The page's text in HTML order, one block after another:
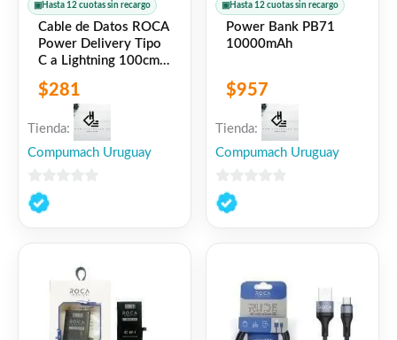
▣ Hasta 12 cuotas sin recargo
Cable de Datos ROCA
Power Delivery Tipo
C a Lightning 100cm
3A 27W Blanco
721317
$281
Tienda:
Compumach Uruguay
0
de
▣ Hasta 12 cuotas sin recargo
Power Bank PB71
10000mAh
$957
Tienda:
Compumach Uruguay
0
de